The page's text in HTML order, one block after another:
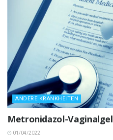
ANDERE KRANKHEITEN
Metronidazol-Vaginalgel
01/04/2022